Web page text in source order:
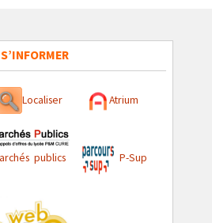
S’INFORMER
Localiser Atrium
publics P-Sup